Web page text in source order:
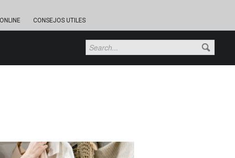
CONSEJOS UTILES